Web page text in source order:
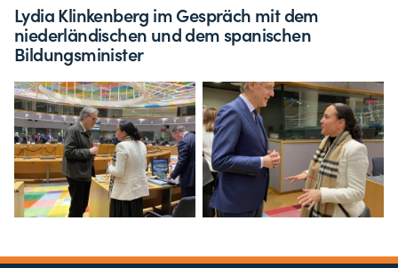
Lydia Klinkenberg im Gespräch mit dem
niederländischen und dem spanischen
Bildungsminister